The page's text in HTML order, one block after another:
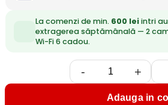
La comenzi de min. 600 leiintri
extragerea săptămânală — 2
Wi-Fi 6 cadou.
- +
Adauga in